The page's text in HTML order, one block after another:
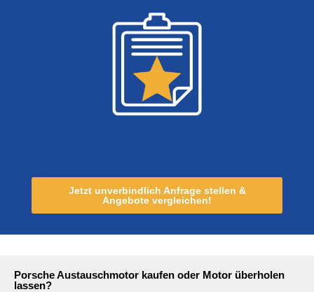
Jetzt unverbindlich Anfrage stellen &
Angebote vergleichen!
Porsche Austauschmotor kaufen oder Motor überholen
lassen?